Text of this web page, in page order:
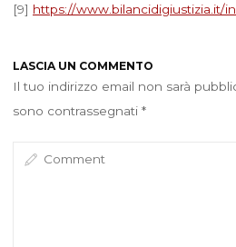
[9] https://www.bilancidigiustizia.it/
LASCIA UN COMMENTO
Il tuo indirizzo email non sarà
sono contrassegnati *